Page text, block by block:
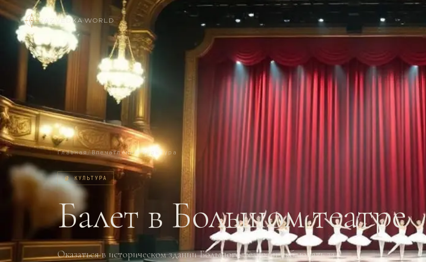
RAZVEDKA·WORLD
Главная/Впечатления/Культура
🩰КУЛЬТУРА
Балет в Большом театре
Оказаться в историческом здании Большого театра и наблюдать за